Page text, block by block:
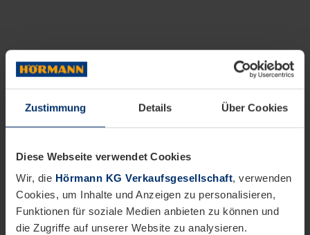
Zustimmung Details Über Cookies
Diese Webseite verwendet Cookies
Wir, die Hörmann KG Verkaufsgesellschaft, verwenden
Cookies, um Inhalte und Anzeigen zu personalisieren,
Funktionen für soziale Medien anbieten zu können und
die Zugriffe auf unserer Website zu analysieren.